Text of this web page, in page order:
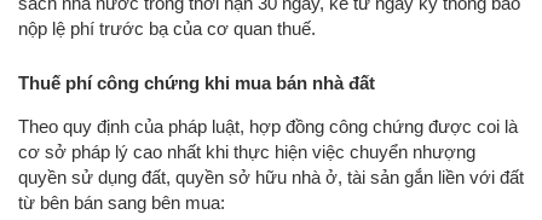
nộp lệ phí trước bạ của cơ quan thuế.
Thuế phí công chứng khi mua bán nhà đất
Theo quy định của pháp luật, hợp đồng công chứng được coi là
cơ sở pháp lý cao nhất khi thực hiện việc chuyển nhượng
quyền sử dụng đất, quyền sở hữu nhà ở, tài sản gắn liền với đất
từ bên bán sang bên mua: